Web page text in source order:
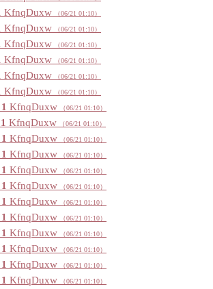
KfnqDuxw （06/21 01:10）
KfnqDuxw （06/21 01:10）
KfnqDuxw （06/21 01:10）
KfnqDuxw （06/21 01:10）
KfnqDuxw （06/21 01:10）
KfnqDuxw （06/21 01:10）
1 KfnqDuxw （06/21 01:10）
1 KfnqDuxw （06/21 01:10）
1 KfnqDuxw （06/21 01:10）
1 KfnqDuxw （06/21 01:10）
1 KfnqDuxw （06/21 01:10）
1 KfnqDuxw （06/21 01:10）
1 KfnqDuxw （06/21 01:10）
1 KfnqDuxw （06/21 01:10）
1 KfnqDuxw （06/21 01:10）
1 KfnqDuxw （06/21 01:10）
1 KfnqDuxw （06/21 01:10）
1 KfnqDuxw （06/21 01:10）